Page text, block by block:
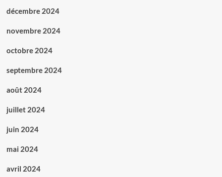
décembre 2024
novembre 2024
octobre 2024
septembre 2024
août 2024
juillet 2024
juin 2024
mai 2024
avril 2024